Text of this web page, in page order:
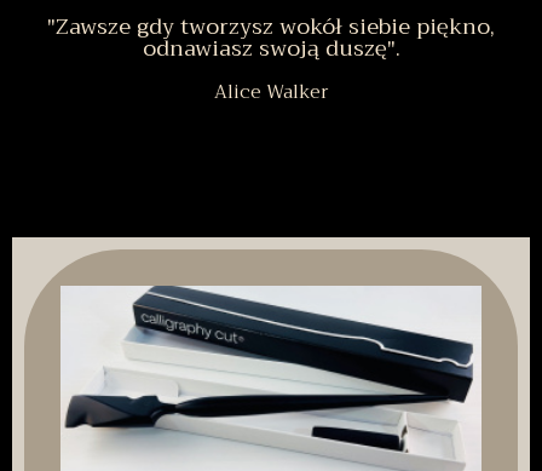
"Zawsze gdy tworzysz wokół siebie piękno,
odnawiasz swoją duszę".
Alice Walker